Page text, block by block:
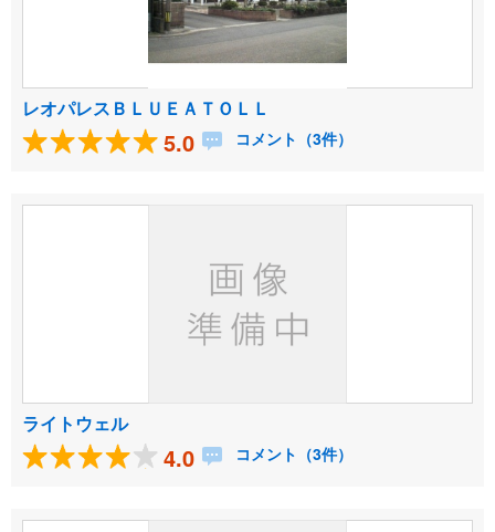
レオパレスＢＬＵＥＡＴＯＬＬ
5.0 コメント（3件）
ライトウェル
4.0 コメント（3件）